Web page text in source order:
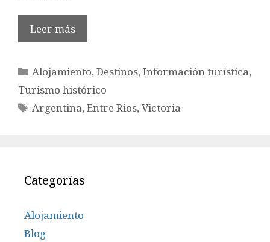
Leer más
Categorías
Alojamiento,Destinos,Información turística,
Turismo histórico
Etiquetas
Argentina,Entre Rios,Victoria
Categorías
Alojamiento
Blog